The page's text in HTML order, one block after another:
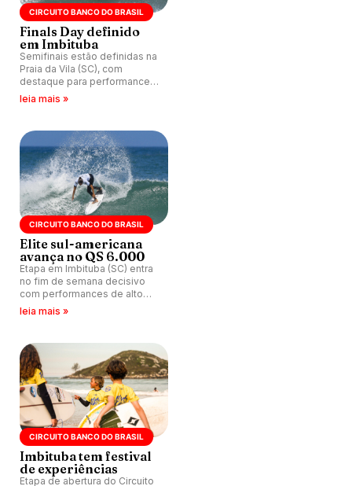
CIRCUITO BANCO DO BRASIL
Finals Day definido
em Imbituba
Semifinais estão definidas na
Praia da Vila (SC), com
destaque para performances
dominantes no masculino e
título.
leia mais »
CIRCUITO BANCO DO BRASIL
Elite sul-americana
avança no QS 6.000
Etapa em Imbituba (SC) entra
no fim de semana decisivo
com performances de alto
nível, recorde feminino e
leia mais »
CIRCUITO BANCO DO BRASIL
Imbituba tem festival
de experiências
Etapa de abertura do Circuito